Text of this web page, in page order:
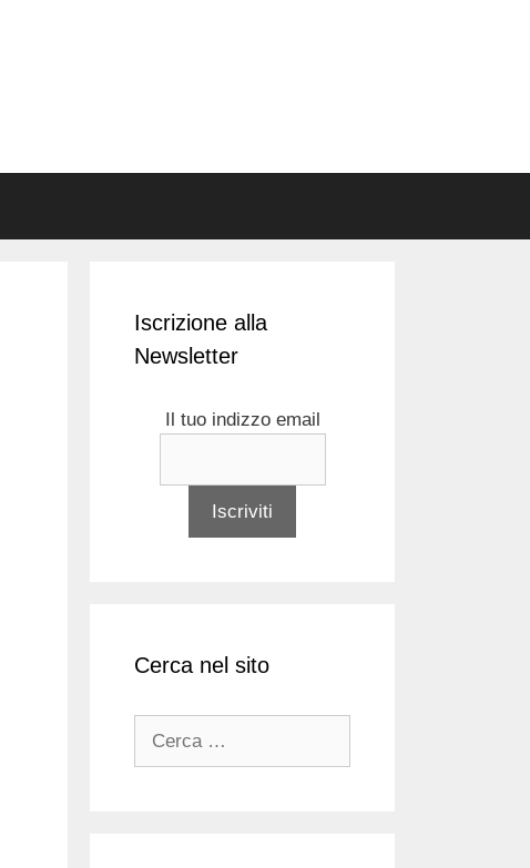
Iscrizione alla
Newsletter
Il tuo indizzo email
Cerca nel sito